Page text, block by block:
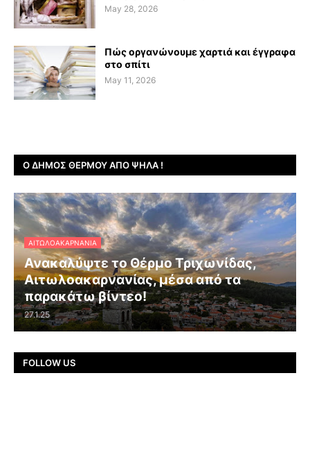
May 28, 2026
Πώς οργανώνουμε χαρτιά και έγγραφα
στο σπίτι
May 11, 2026
Ο ΔΉΜΟΣ ΘΈΡΜΟΥ ΑΠΌ ΨΗΛΆ !
ΑΙΤΩΛΟΑΚΑΡΝΑΝΊΑ
Ανακαλύψτε το Θέρμο Τριχωνίδας,
Αιτωλοακαρνανίας, μέσα από τα
παρακάτω βίντεο!
27.1.25
FOLLOW US